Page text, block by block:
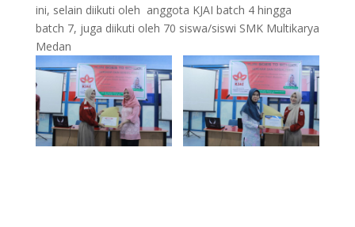
ini, selain diikuti oleh anggota KJAI batch 4 hingga
batch 7, juga diikuti oleh 70 siswa/siswi SMK Multikarya
Medan